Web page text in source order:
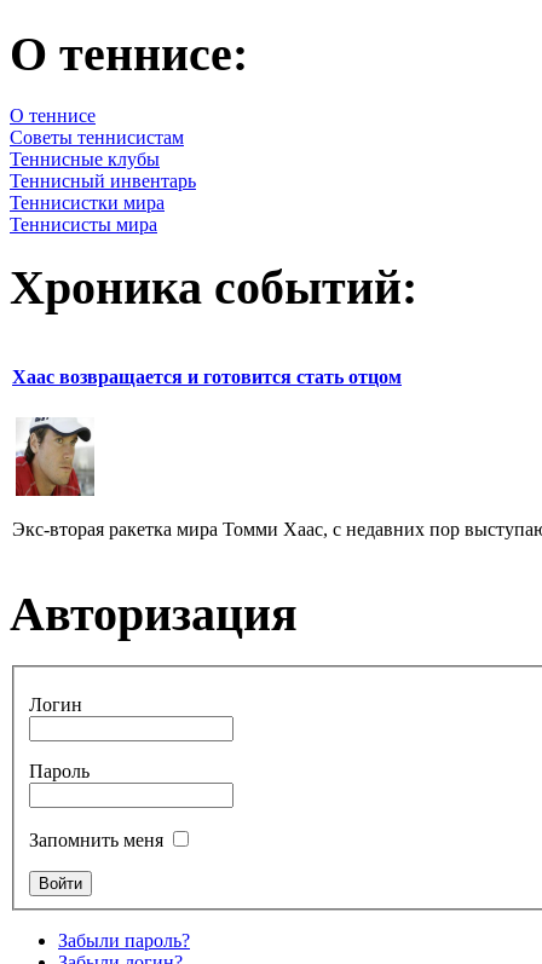
О теннисе:
О теннисе
Советы теннисистам
Теннисные клубы
Теннисный инвентарь
Теннисистки мира
Теннисисты мира
Хроника событий:
Хаас возвращается и готовится стать отцом
Экс-вторая ракетка мира Томми Хаас, с недавних пор
Авторизация
Логин
Пароль
Запомнить меня
Забыли пароль?